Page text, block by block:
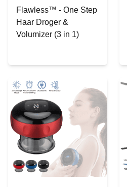
Flawless™ - One Step
Haar Droger &
Volumizer (3 in 1)